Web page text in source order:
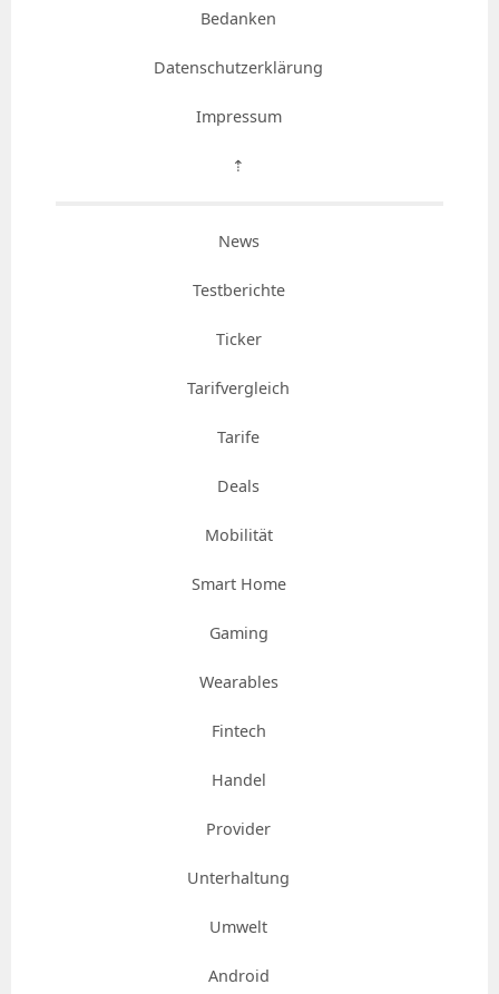
Bedanken
Datenschutzerklärung
Impressum
⇡
News
Testberichte
Ticker
Tarifvergleich
Tarife
Deals
Mobilität
Smart Home
Gaming
Wearables
Fintech
Handel
Provider
Unterhaltung
Umwelt
Android